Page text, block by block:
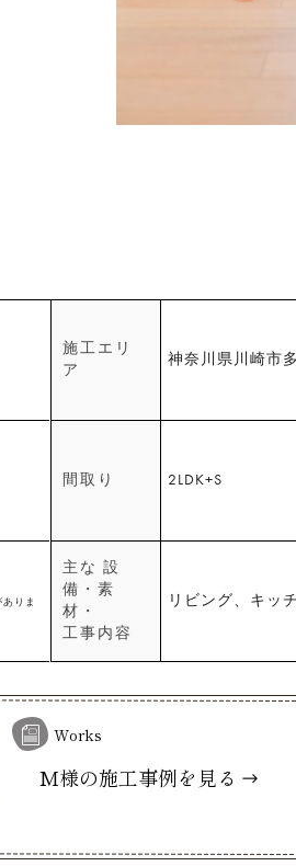
施工エリ
ア
神奈川県川崎市
間取り 2LDK+S
りま
主な 設
備・素
材・
工事内容
リビング、キッ
Works
M様の施工事例を見る